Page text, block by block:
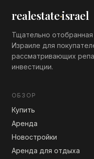
realestate·israel
Тщательно
Израиле для
рассматривающих
инвестиции.
ОБЗОР
Купить
Аренда
Новостройки
Аренда для отдыха